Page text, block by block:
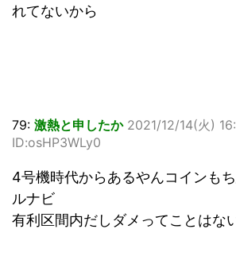
れてないから
79: 激熱と申したか 2021/12/14(火)
ID:osHP3WLy0
4号機時代からあるやんコインも
ルナビ
有利区間内だしダメってことはな